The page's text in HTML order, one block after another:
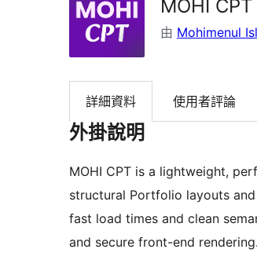
MOHI CPT
由 Mohimenul
詳細資料 使用者評論
外掛說明
MOHI CPT is a lightweight,
structural Portfolio layouts
fast load times and clean
and secure front-end rendering.